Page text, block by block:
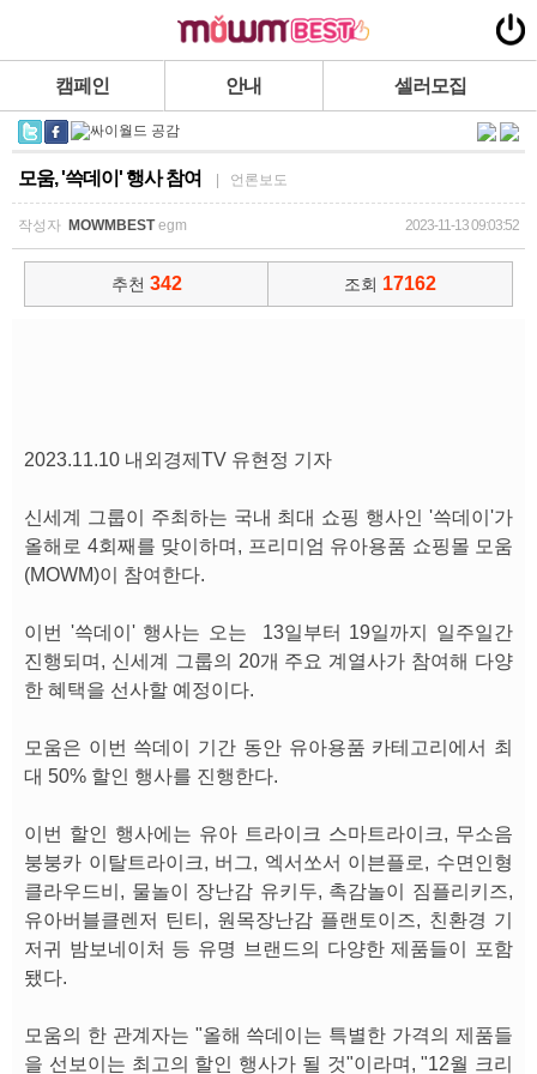
캠페인 안내 셀러모집
모움, '쓱데이' 행사 참여 | 언론보도
작성자 MOWMBESTegm 2023-11-13 09:03:52
추천 342 조회 17162
2023.11.10 내외경제TV 유현정 기자
신세계 그룹이 주최하는 국내 최대 쇼핑 행사인 '쓱데이'가
올해로 4회째를 맞이하며, 프리미엄 유아용품 쇼핑몰 모움
(MOWM)이 참여한다.
이번 '쓱데이' 행사는 오는 13일부터 19일까지 일주일간
진행되며, 신세계 그룹의 20개 주요 계열사가 참여해 다양
한 혜택을 선사할 예정이다.
모움은 이번 쓱데이 기간 동안 유아용품 카테고리에서 최
대 50% 할인 행사를 진행한다.
이번 할인 행사에는 유아 트라이크 스마트라이크, 무소음
붕붕카 이탈트라이크, 버그, 엑서쏘서 이븐플로, 수면인형
클라우드비, 물놀이 장난감 유키두, 촉감놀이 짐플리키즈,
유아버블클렌저 틴티, 원목장난감 플랜토이즈, 친환경 기
저귀 밤보네이처 등 유명 브랜드의 다양한 제품들이 포함
됐다.
모움의 한 관계자는 "올해 쓱데이는 특별한 가격의 제품들
을 선보이는 최고의 할인 행사가 될 것"이라며, "12월 크리